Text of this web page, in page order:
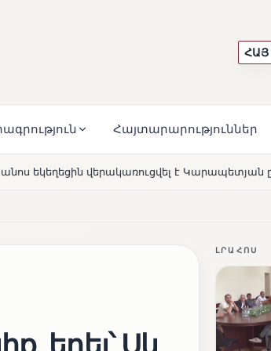
ՀԱՅ
Հայտարարություններ
է Կարապետյան ընտանիքի մեկենասությամբ
ԼՐԱՀՈՍ